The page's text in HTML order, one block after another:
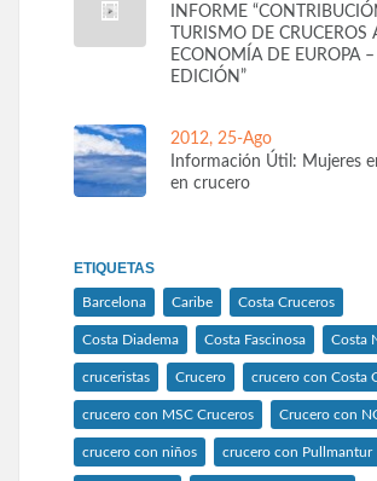
INFORME
TURISMO DE CRUCEROS
ECONOMÍA DE EUROPA
EDICIÓN”
2012, 25-Ago
Información Útil: Mujeres
en crucero
ETIQUETAS
Barcelona Caribe Costa Cruceros
Costa Diadema Costa Fascinosa Costa
cruceristas Crucero crucero con Costa
crucero con MSC Cruceros Crucero con
crucero con niños crucero con Pullmantur